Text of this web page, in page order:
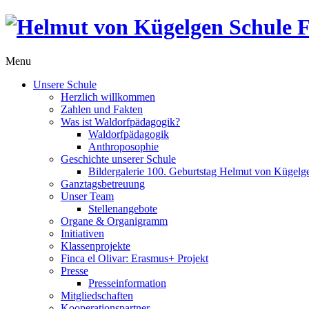
Menu
Unsere Schule
Herzlich willkommen
Zahlen und Fakten
Was ist Waldorfpädagogik?
Waldorfpädagogik
Anthroposophie
Geschichte unserer Schule
Bildergalerie 100. Geburtstag Helmut von
Ganztagsbetreuung
Unser Team
Stellenangebote
Organe & Organigramm
Initiativen
Klassenprojekte
Finca el Olivar: Erasmus+ Projekt
Presse
Presseinformation
Mitgliedschaften